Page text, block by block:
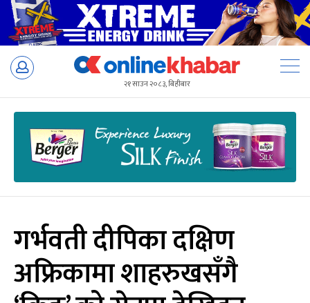
Skip
२१ साउन २०८३, बिहीबार
गर्भवती दीपिका दक्षिण
अफ्रिकामा शाहरुखसँगै